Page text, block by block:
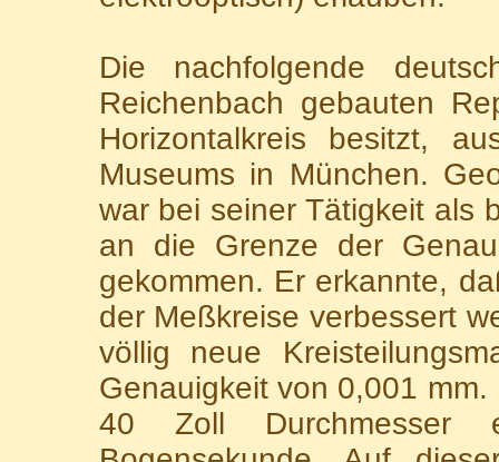
Die nachfolgende
Reichenbach gebauten
Horizontalkreis besitzt,
Museums in München.
war bei seiner Tätigkeit als
an die Grenze der
gekommen. Er erkannte,
der Meßkreise verbessert
völlig neue
Genauigkeit von 0,001
40 Zoll Durchmesser